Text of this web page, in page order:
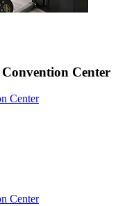
Center
Center
Center